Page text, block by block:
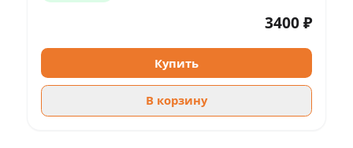
3400 ₽
Купить
В корзину